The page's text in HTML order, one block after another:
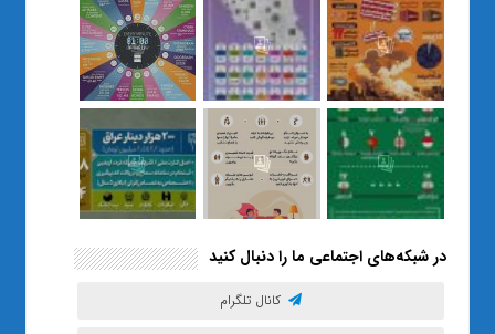
رساند / از یک کلاس ساده در قم تا
حضور مشترک معلم و هنرجویان
در مهم‌ترین گالری قرآنی هوش
مصنوعی تهران
در شبکه‌های اجتماعی ما را دنبال کنید
کانال تلگرام